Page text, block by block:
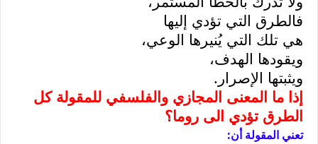
فالطرق التي تؤدي إليها
هي تلك التي يُنيرها الوعي،
ويقودها الهدف،
ويثبتها الإصرار .
إذا ما المعنى المجازي والفلسفي للمقولة كل
الطرق تؤدي الى روما؟
تعني المقولة أن: